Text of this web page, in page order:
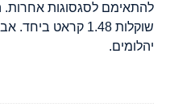
להתאימם לסגסוגות אחרות.
יהלומים.